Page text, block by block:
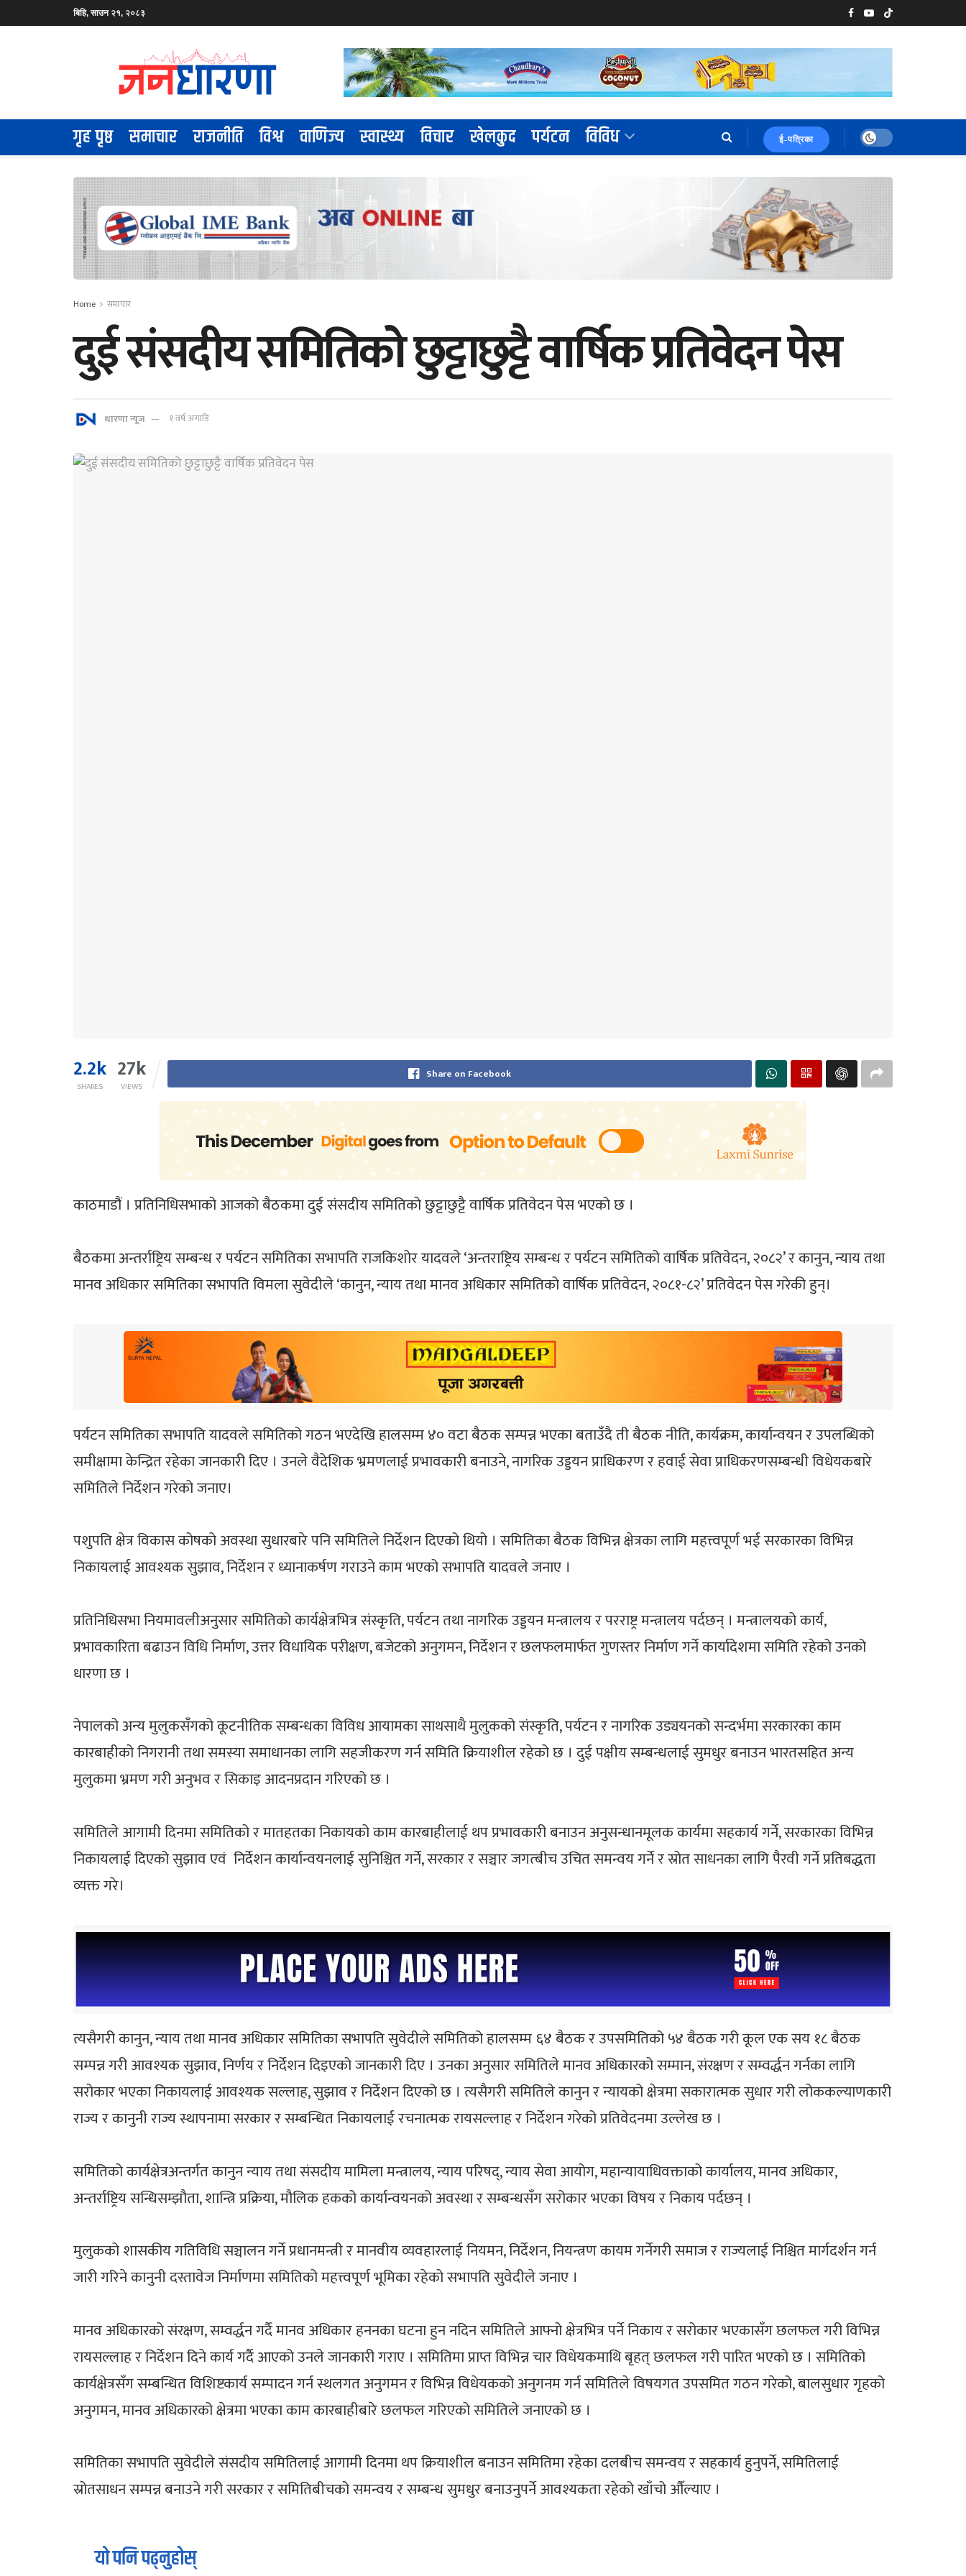
बिहि, साउन २१, २०८३
गृह पृष्ठ समाचार राजनीति विश्व वाणिज्य स्वास्थ्य विचार खेलकुद पर्यटन विविध ई-पत्रिका
Home समाचार
दुई संसदीय समितिको छुट्टाछुट्टै वार्षिक प्रतिवेदन पेस
धारणा न्यूज १ वर्ष अगाडि
2.2k
SHARES
27k
VIEWS
Share on Facebook
काठमाडौं । प्रतिनिधिसभाको आजको बैठकमा दुई संसदीय समितिको छुट्टाछुट्टै वार्षिक प्रतिवेदन पेस भएको छ ।
बैठकमा अन्तर्राष्ट्रिय सम्बन्ध र पर्यटन समितिका सभापति राजकिशोर यादवले ‘अन्तराष्ट्रिय सम्बन्ध र पर्यटन समितिको वार्षिक प्रतिवेदन, २०८२’ र कानुन, न्याय तथा
मानव अधिकार समितिका सभापति विमला सुवेदीले ‘कानुन, न्याय तथा मानव अधिकार समितिको वार्षिक प्रतिवेदन, २०८१-८२’ प्रतिवेदन पेस गरेकी हुन्।
पर्यटन समितिका सभापति यादवले समितिको गठन भएदेखि हालसम्म ४० वटा बैठक सम्पन्न भएका बताउँदै ती बैठक नीति, कार्यक्रम, कार्यान्वयन र उपलब्धिको
समीक्षामा केन्द्रित रहेका जानकारी दिए । उनले वैदेशिक भ्रमणलाई प्रभावकारी बनाउने, नागरिक उड्डयन प्राधिकरण र हवाई सेवा प्राधिकरणसम्बन्धी विधेयकबारे
समितिले निर्देशन गरेको जनाए।
पशुपति क्षेत्र विकास कोषको अवस्था सुधारबारे पनि समितिले निर्देशन दिएको थियो । समितिका बैठक विभिन्न क्षेत्रका लागि महत्त्वपूर्ण भई सरकारका विभिन्न
निकायलाई आवश्यक सुझाव, निर्देशन र ध्यानाकर्षण गराउने काम भएको सभापति यादवले जनाए ।
प्रतिनिधिसभा नियमावलीअनुसार समितिको कार्यक्षेत्रभित्र संस्कृति, पर्यटन तथा नागरिक उड्डयन मन्त्रालय र परराष्ट्र मन्त्रालय पर्दछन् । मन्त्रालयको कार्य,
प्रभावकारिता बढाउन विधि निर्माण, उत्तर विधायिक परीक्षण, बजेटको अनुगमन, निर्देशन र छलफलमार्फत गुणस्तर निर्माण गर्ने कार्यादेशमा समिति रहेको उनको
धारणा छ ।
नेपालको अन्य मुलुकसँगको कूटनीतिक सम्बन्धका विविध आयामका साथसाथै मुलुकको संस्कृति, पर्यटन र नागरिक उड्ययनको सन्दर्भमा सरकारका काम
कारबाहीको निगरानी तथा समस्या समाधानका लागि सहजीकरण गर्न समिति क्रियाशील रहेको छ । दुई पक्षीय सम्बन्धलाई सुमधुर बनाउन भारतसहित अन्य
मुलुकमा भ्रमण गरी अनुभव र सिकाइ आदनप्रदान गरिएको छ ।
समितिले आगामी दिनमा समितिको र मातहतका निकायको काम कारबाहीलाई थप प्रभावकारी बनाउन अनुसन्धानमूलक कार्यमा सहकार्य गर्ने, सरकारका विभिन्न
निकायलाई दिएको सुझाव एवं निर्देशन कार्यान्वयनलाई सुनिश्चित गर्ने, सरकार र सञ्चार जगत्बीच उचित समन्वय गर्ने र स्रोत साधनका लागि पैरवी गर्ने प्रतिबद्धता
व्यक्त गरे।
त्यसैगरी कानुन, न्याय तथा मानव अधिकार समितिका सभापति सुवेदीले समितिको हालसम्म ६४ बैठक र उपसमितिको ५४ बैठक गरी कूल एक सय १८ बैठक
सम्पन्न गरी आवश्यक सुझाव, निर्णय र निर्देशन दिइएको जानकारी दिए । उनका अनुसार समितिले मानव अधिकारको सम्मान, संरक्षण र सम्वर्द्धन गर्नका लागि
सरोकार भएका निकायलाई आवश्यक सल्लाह, सुझाव र निर्देशन दिएको छ । त्यसैगरी समितिले कानुन र न्यायको क्षेत्रमा सकारात्मक सुधार गरी लोककल्याणकारी
राज्य र कानुनी राज्य स्थापनामा सरकार र सम्बन्धित निकायलाई रचनात्मक रायसल्लाह र निर्देशन गरेको प्रतिवेदनमा उल्लेख छ ।
समितिको कार्यक्षेत्रअन्तर्गत कानुन न्याय तथा संसदीय मामिला मन्त्रालय, न्याय परिषद्, न्याय सेवा आयोग, महान्यायाधिवक्ताको कार्यालय, मानव अधिकार,
अन्तर्राष्ट्रिय सन्धिसम्झौता, शान्त्रि प्रक्रिया, मौलिक हकको कार्यान्वयनको अवस्था र सम्बन्धसँग सरोकार भएका विषय र निकाय पर्दछन् ।
मुलुकको शासकीय गतिविधि सञ्चालन गर्ने प्रधानमन्त्री र मानवीय व्यवहारलाई नियमन, निर्देशन, नियन्त्रण कायम गर्नेगरी समाज र राज्यलाई निश्चित मार्गदर्शन गर्न
जारी गरिने कानुनी दस्तावेज निर्माणमा समितिको महत्त्वपूर्ण भूमिका रहेको सभापति सुवेदीले जनाए ।
मानव अधिकारको संरक्षण, सम्वर्द्धन गर्दै मानव अधिकार हननका घटना हुन नदिन समितिले आफ्नो क्षेत्रभित्र पर्ने निकाय र सरोकार भएकासँग छलफल गरी विभिन्न
रायसल्लाह र निर्देशन दिने कार्य गर्दै आएको उनले जानकारी गराए । समितिमा प्राप्त विभिन्न चार विधेयकमाथि बृहत् छलफल गरी पारित भएको छ । समितिको
कार्यक्षेत्रसँग सम्बन्धित विशिष्टकार्य सम्पादन गर्न स्थलगत अनुगमन र विभिन्न विधेयकको अनुगनम गर्न समितिले विषयगत उपसमित गठन गरेको, बालसुधार गृहको
अनुगमन, मानव अधिकारको क्षेत्रमा भएका काम कारबाहीबारे छलफल गरिएको समितिले जनाएको छ ।
समितिका सभापति सुवेदीले संसदीय समितिलाई आगामी दिनमा थप क्रियाशील बनाउन समितिमा रहेका दलबीच समन्वय र सहकार्य हुनुपर्ने, समितिलाई
स्रोतसाधन सम्पन्न बनाउने गरी सरकार र समितिबीचको समन्वय र सम्बन्ध सुमधुर बनाउनुपर्ने आवश्यकता रहेको खाँचो औँल्याए ।
यो पनि पढ्नुहोस्